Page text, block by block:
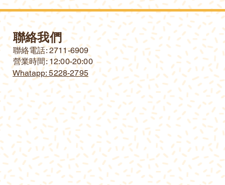
聯絡我們
​聯絡電話: 2711-6909
營業時間: 12:00-20:00
Whatapp: 5228-2795